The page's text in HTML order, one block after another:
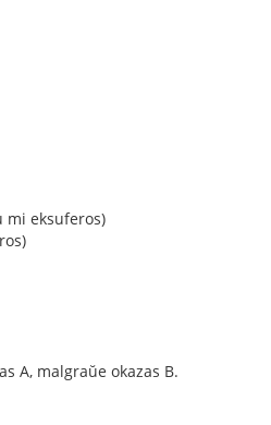
mi eksuferos)
A, malgraŭe okazas B.